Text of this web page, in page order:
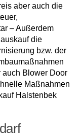
aber auch die
– Außerdem
die
bzw. der
Blower Door
Maßnahmen
Halstenbek